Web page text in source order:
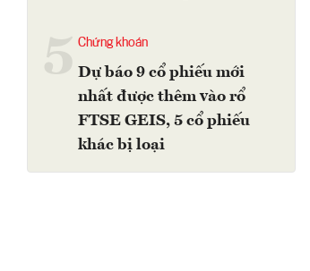
Chứng khoán
Dự báo 9 cổ phiếu mới
nhất được thêm vào rổ
FTSE GEIS, 5 cổ phiếu
khác bị loại